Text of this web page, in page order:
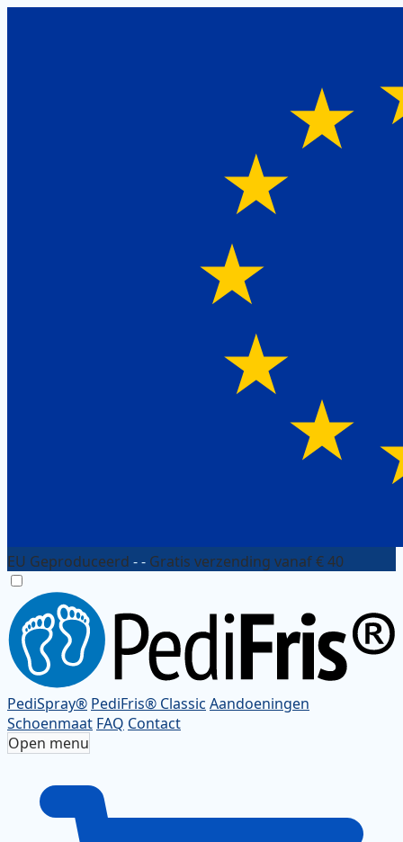
EU Geproduceerd - - Gratis verzending vanaf € 40
PediSpray® PediFris® Classic Aandoeningen
Schoenmaat FAQ Contact
Open menu